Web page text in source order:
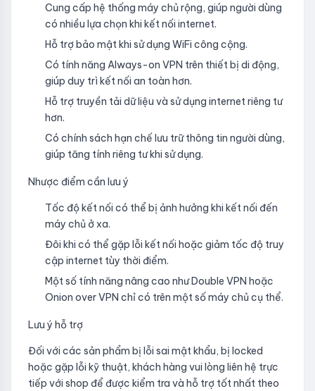
Cung cấp hệ thống máy chủ rộng, giúp người dùng
có nhiều lựa chọn khi kết nối internet.
Hỗ trợ bảo mật khi sử dụng WiFi công cộng.
Có tính năng Always-on VPN trên thiết bị di động,
giúp duy trì kết nối an toàn hơn.
Hỗ trợ truyền tải dữ liệu và sử dụng internet riêng tư
hơn.
Có chính sách hạn chế lưu trữ thông tin người dùng,
giúp tăng tính riêng tư khi sử dụng.
Nhược điểm cần lưu ý
Tốc độ kết nối có thể bị ảnh hưởng khi kết nối đến
máy chủ ở xa.
Đôi khi có thể gặp lỗi kết nối hoặc giảm tốc độ truy
cập internet tùy thời điểm.
Một số tính năng nâng cao như Double VPN hoặc
Onion over VPN chỉ có trên một số máy chủ cụ thể.
Lưu ý hỗ trợ
Đối với các sản phẩm bị lỗi sai mật khẩu, bị locked
hoặc gặp lỗi kỹ thuật, khách hàng vui lòng liên hệ trực
tiếp với shop để được kiểm tra và hỗ trợ tốt nhất theo